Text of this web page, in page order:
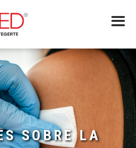
SOBRE LA